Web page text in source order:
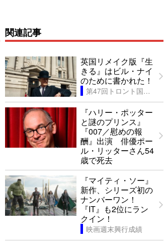
関連記事
英国リメイク版『生
きる』はビル・ナイ
のために書かれた！
第47回トロント国際映画祭
『ハリー・ポッター
と謎のプリンス』
『007／慰めの報
酬』出演 俳優ポー
ル・リッターさん54
歳で死去
『マイティ・ソー』
新作、シリーズ初の
ナンバーワン！
『IT』も2位にラン
クイン！
映画週末興行成績